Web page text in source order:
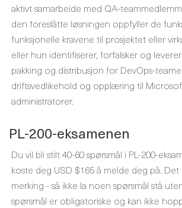
aktivt samarbeide med QA-
den foreslåtte løsningen oppfyller de
funksjonelle kravene til prosjektet eller
eller hun identifiserer, forfalsker og
pakking og distribusjon for DevOps-
driftsvedlikehold og opplæring til
administratorer.
PL-200-eksamenen
Du vil bli stilt 40-60 spørsmål i PL-200-
koste deg USD $165 å melde deg på.
merking - så ikke la noen spørsmål stå
spørsmål er obligatoriske og kan ikke